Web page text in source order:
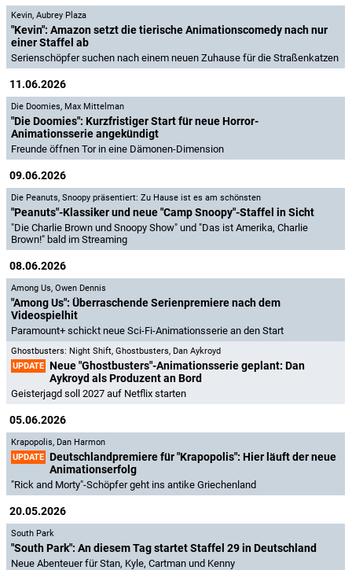
Kevin, Aubrey Plaza
"Kevin": Amazon setzt die tierische Animationscomedy nach nur
einer Staffel ab
Serienschöpfer suchen nach einem neuen Zuhause für die Straßenkatzen
11.06.2026
Die Doomies, Max Mittelman
"Die Doomies": Kurzfristiger Start für neue Horror-
Animationsserie angekündigt
Freunde öffnen Tor in eine Dämonen-Dimension
09.06.2026
Die Peanuts, Snoopy präsentiert: Zu Hause ist es am schönsten
"Peanuts"-Klassiker und neue "Camp Snoopy"-Staffel in Sicht
"Die Charlie Brown und Snoopy Show" und "Das ist Amerika, Charlie
Brown!" bald im Streaming
08.06.2026
Among Us, Owen Dennis
"Among Us": Überraschende Serienpremiere nach dem
Videospielhit
Paramount+ schickt neue Sci-Fi-Animationsserie an den Start
Ghostbusters: Night Shift, Ghostbusters, Dan Aykroyd
UPDATE Neue "Ghostbusters"-Animationsserie geplant: Dan
Aykroyd als Produzent an Bord
Geisterjagd soll 2027 auf Netflix starten
05.06.2026
Krapopolis, Dan Harmon
UPDATE Deutschlandpremiere für "Krapopolis": Hier läuft der neue
Animationserfolg
"Rick and Morty"-Schöpfer geht ins antike Griechenland
20.05.2026
South Park
"South Park": An diesem Tag startet Staffel 29 in Deutschland
Neue Abenteuer für Stan, Kyle, Cartman und Kenny